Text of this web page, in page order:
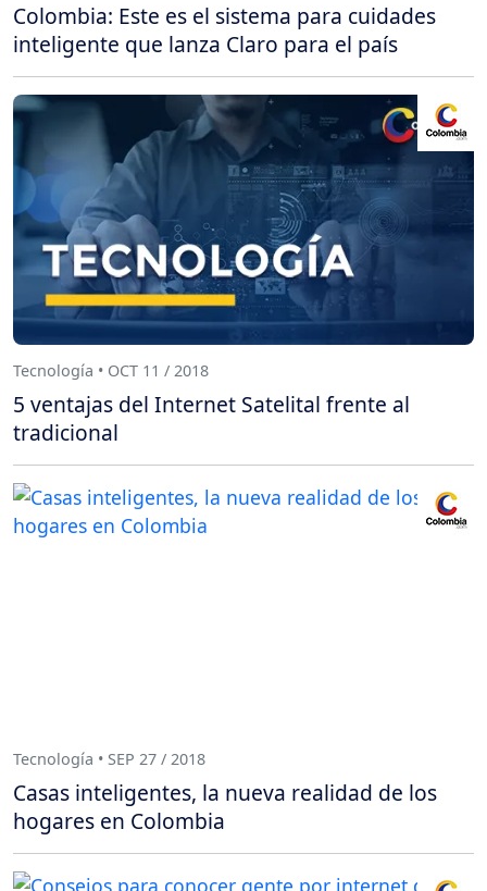
Colombia: Este es el sistema para cuidades
inteligente que lanza Claro para el país
Tecnología • OCT 11 / 2018
5 ventajas del Internet Satelital frente al
tradicional
Tecnología • SEP 27 / 2018
Casas inteligentes, la nueva realidad de los
hogares en Colombia